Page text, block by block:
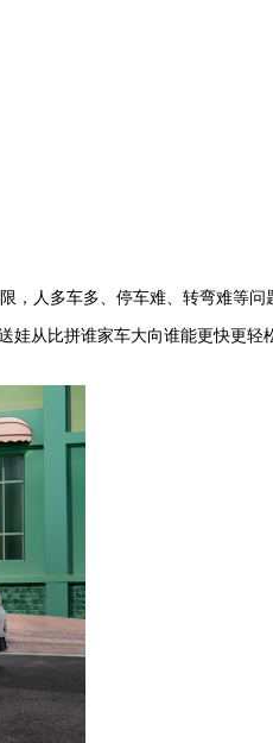
人多车多、停车难、转弯难等问
从比拼谁家车大向谁能更快更轻